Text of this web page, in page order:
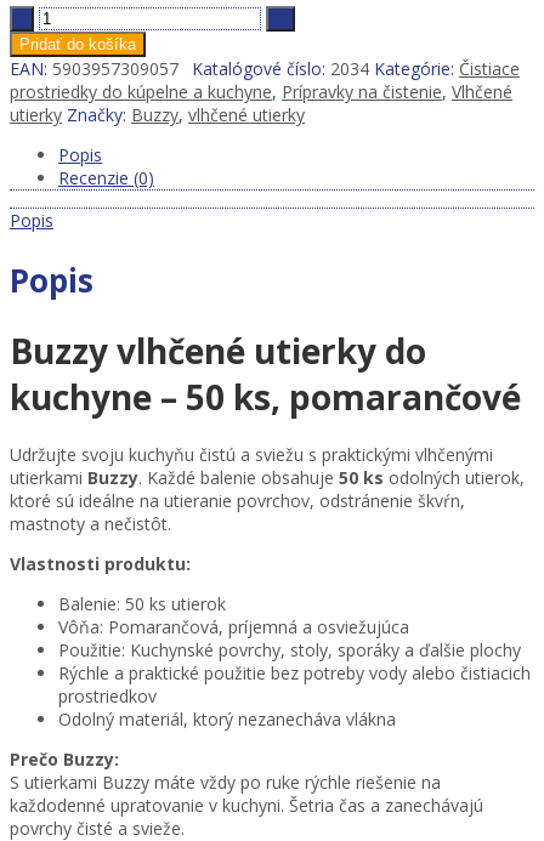
Buzzy
vlhčené
utierky
do
kuchyne
–
50
ks,
množstvo
Pridať do košíka
EAN: 5903957309057 Katalógové číslo: 2034 Kategórie: Čistiace
prostriedky do kúpelne a kuchyne, Prípravky na čistenie, Vlhčené
utierky Značky: Buzzy, vlhčené utierky
Popis
Recenzie (0)
Popis
Popis
Buzzy vlhčené utierky do
kuchyne – 50 ks, pomarančové
Udržujte svoju kuchyňu čistú a sviežu s praktickými vlhčenými
utierkami Buzzy. Každé balenie obsahuje 50 ks odolných utierok,
ktoré sú ideálne na utieranie povrchov, odstránenie škvŕn,
mastnoty a nečistôt.
Vlastnosti produktu:
Balenie: 50 ks utierok
Vôňa: Pomarančová, príjemná a osviežujúca
Použitie: Kuchynské povrchy, stoly, sporáky a ďalšie plochy
Rýchle a praktické použitie bez potreby vody alebo čistiacich
prostriedkov
Odolný materiál, ktorý nezanecháva vlákna
Prečo Buzzy:
S utierkami Buzzy máte vždy po ruke rýchle riešenie na
každodenné upratovanie v kuchyni. Šetria čas a zanechávajú
povrchy čisté a svieže.